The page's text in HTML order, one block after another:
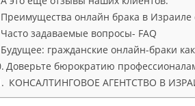
Преимущества онлайн брака в Израиле
Часто задаваемые вопросы- FAQ
Будущее: гражданские онлайн-браки
Доверьте бюрократию
КОНСАЛТИНГОВОЕ АГЕНТСТВО В